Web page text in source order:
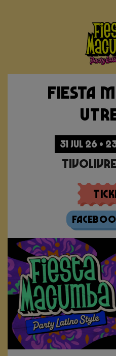
Fiesta
31 JUL 26 •